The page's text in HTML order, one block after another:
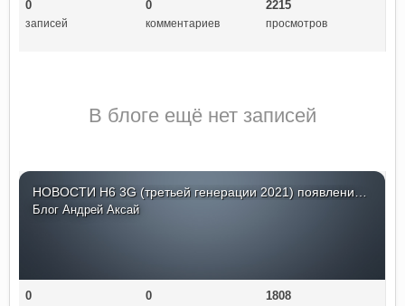
0
записей
0
комментариев
2215
просмотров
В блоге ещё нет записей
Блог Андрей Аксай
0 0 1808